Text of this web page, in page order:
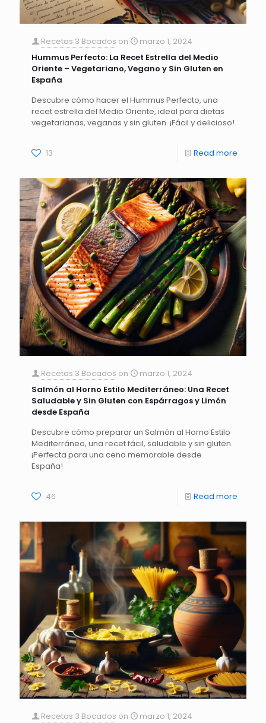
Recetas 3 Bocados on
marzo 1, 2024
Hummus Perfecto: La Recet Estrella del Medio
Oriente – Vegetariano, Vegano y Sin Gluten en
España
Descubre cómo hacer el Hummus Perfecto, una
recet estrella del Medio Oriente, ideal para dietas
vegetarianas, veganas y sin gluten. ¡Fácil y delicioso!
13 Read more
Recetas 3 Bocados on
marzo 1, 2024
Salmón al Horno Estilo Mediterráneo: Una Recet
Saludable y Sin Gluten con Espárragos y Limón
desde España
Descubre cómo preparar un Salmón al Horno Estilo
Mediterráneo, una recet fácil, saludable y sin gluten.
¡Perfecta para una cena memorable desde
España!
46 Read more
Recetas 3 Bocados on
marzo 1, 2024